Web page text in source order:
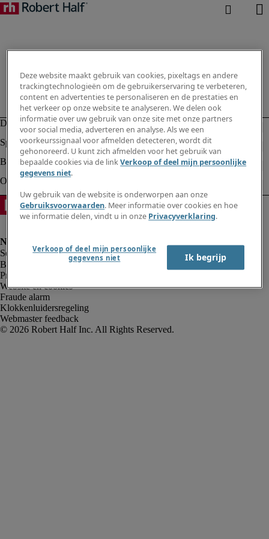
Bedrijfsinformatie
Privacyverklaring
Website en cookies
Fraude alarm
Klokkenluidersregeling
Webmaster feedback
Deze website maakt gebruik van cookies, pixeltags en andere
trackingtechnologieën om de gebruikerservaring te verbeteren,
content en advertenties te personaliseren en de prestaties en
het verkeer op onze website te analyseren. We delen ook
informatie over uw gebruik van onze site met onze partners
voor social media, adverteren en analyse. Als we een
voorkeurssignaal voor afmelden detecteren, wordt dit
gehonoreerd. U kunt zich afmelden voor het gebruik van
bepaalde cookies via de linkVerkoop of deel mijn persoonlijke
gegevens niet.
Uw gebruik van de website is onderworpen aan onze
Gebruiksvoorwaarden. Meer informatie over cookies en hoe
we informatie delen, vindt u in onze Privacyverklaring.
Verkoop of deel mijn persoonlijke
gegevens niet
Ik begrijp